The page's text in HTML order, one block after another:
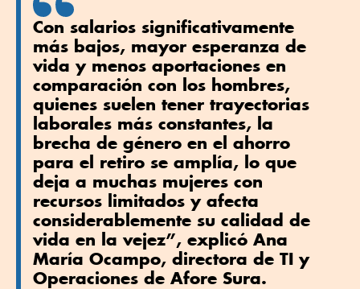
Con salarios significativamente
más bajos, mayor esperanza de
vida y menos aportaciones en
comparación con los hombres,
quienes suelen tener trayectorias
laborales más constantes, la
brecha de género en el ahorro
para el retiro se amplía, lo que
deja a muchas mujeres con
recursos limitados y afecta
considerablemente su calidad de
vida en la vejez”, explicó Ana
María Ocampo, directora de TI y
Operaciones de Afore Sura.